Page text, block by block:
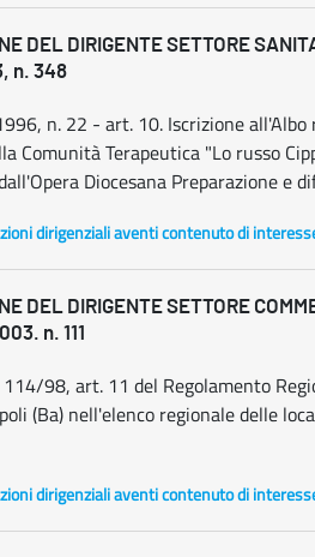
DEL DIRIGENTE SETTORE
n. 348
n. 22 - art. 10. Iscrizione
Comunità Terapeutica "Lo russo
Diocesana Preparazione e
dirigenziali aventi contenuto di
DEL DIRIGENTE SETTORE
n. 111
114/98, art. 11 del Regolamento
(Ba) nell'elenco regionale delle
dirigenziali aventi contenuto di